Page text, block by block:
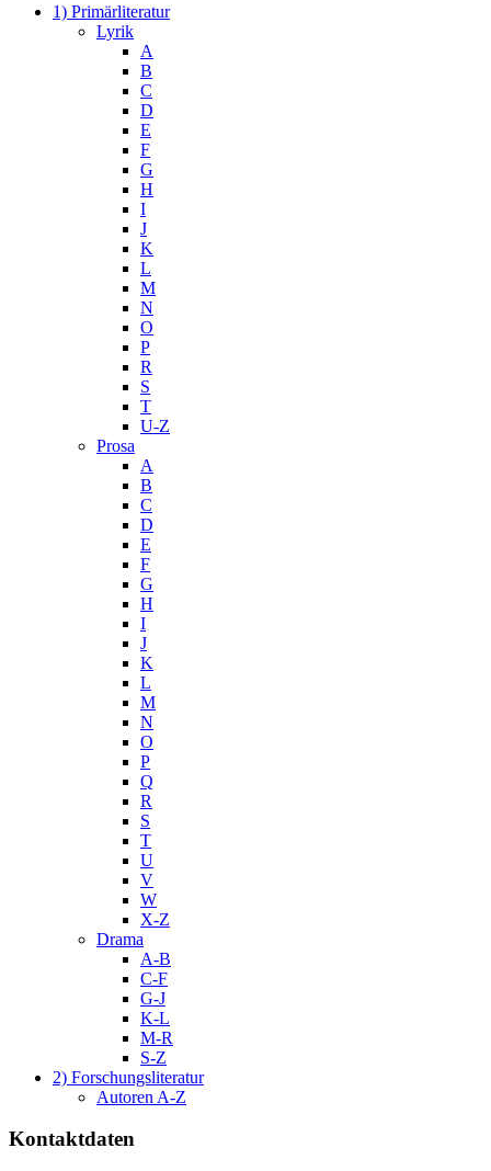
1) Primärliteratur
Lyrik
A
B
C
D
E
F
G
H
I
J
K
L
M
N
O
P
R
S
T
U-Z
Prosa
A
B
C
D
E
F
G
H
I
J
K
L
M
N
O
P
Q
R
S
T
U
V
W
X-Z
Drama
A-B
C-F
G-J
K-L
M-R
S-Z
2) Forschungsliteratur
Autoren A-Z
Kontaktdaten